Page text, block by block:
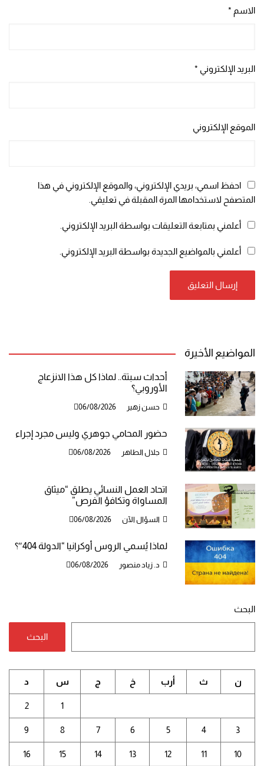
الاسم *
البريد الإلكتروني *
الموقع الإلكتروني
احفظ اسمي، بريدي الإلكتروني، والموقع الإلكتروني في هذا
المتصفح لاستخدامها المرة المقبلة في تعليقي.
أعلمني بمتابعة التعليقات بواسطة البريد الإلكتروني.
أعلمني بالمواضيع الجديدة بواسطة البريد الإلكتروني.
المواضيع الأخيرة
أحداث سبتة.. لماذا كل هذا الانزعاج
الأوروبي؟
حسن زهير 06/08/2026
حضور المحامي جوهري وليس مجرد إجراء
جلال الطاهر 06/08/2026
اتحاد العمل النسائي يطلق “ميثاق
المساواة وتكافؤ الفرص”
السؤال الآن 06/08/2026
لماذا يُسمي الروس أوكرانيا “الدولة 404″؟
د. زياد منصور 06/08/2026
البحث
البحث
ن ث أرب خ ج س د
1
2
3
4
5
6
7
8
9
10
11
12
13
14
15
16